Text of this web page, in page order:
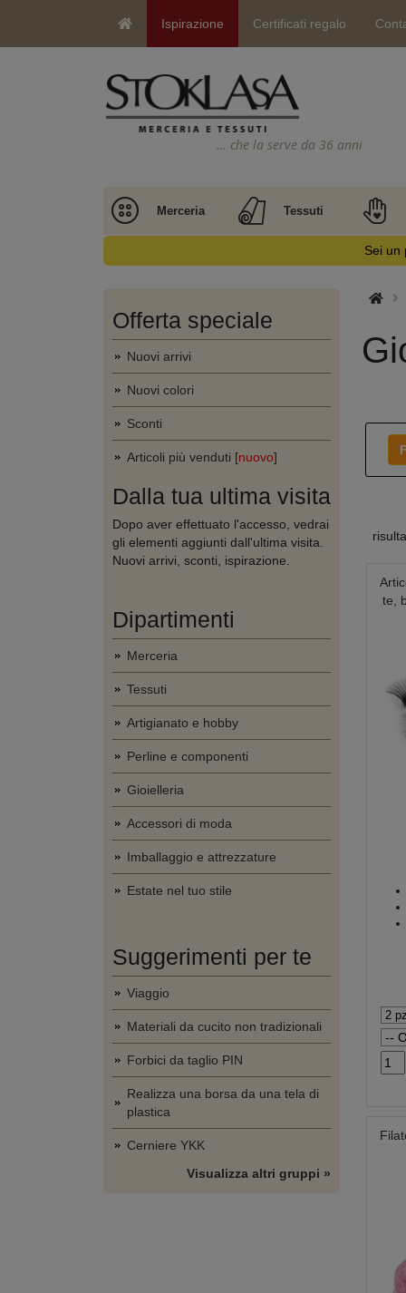
Ispirazione Certificati regalo
… che la serve da 36 anni
Merceria Tessuti
Sei un
Offerta speciale
Nuovi arrivi
Nuovi colori
Sconti
Articoli più venduti [nuovo]
Dalla tua ultima visita
Dopo aver effettuato l'accesso, vedrai
gli elementi aggiunti dall'ultima visita.
Nuovi arrivi, sconti, ispirazione.
Dipartimenti
Merceria
Tessuti
Artigianato e hobby
Perline e componenti
Gioielleria
Accessori di moda
Imballaggio e attrezzature
Estate nel tuo stile
Suggerimenti per te
Viaggio
Materiali da cucito non tradizionali
Forbici da taglio PIN
Realizza una borsa da una tela di
plastica
Cerniere YKK
Visualizza altri gruppi »
te,